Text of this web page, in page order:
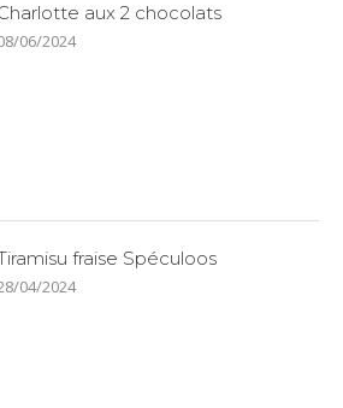
aux 2 chocolats
06/2024
fraise Spéculoos
04/2024